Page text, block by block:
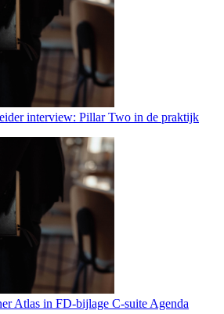
interview: Pillar Two in de praktijk
Atlas in FD-bijlage C-suite Agenda